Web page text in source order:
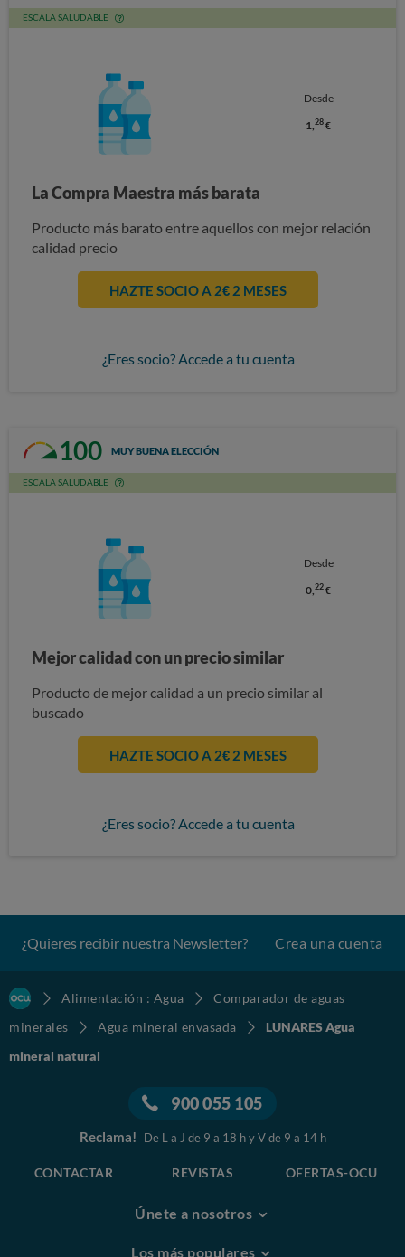
ESCALA SALUDABLE
Desde
1,28 €
La Compra Maestra más barata
Producto más barato entre aquellos con mejor relación
calidad precio
HAZTE SOCIO A 2€ 2 MESES
¿Eres socio? Accede a tu cuenta
100 MUY BUENA ELECCIÓN
ESCALA SALUDABLE
Desde
0,22 €
Mejor calidad con un precio similar
Producto de mejor calidad a un precio similar al
buscado
HAZTE SOCIO A 2€ 2 MESES
¿Eres socio? Accede a tu cuenta
¿Quieres recibir nuestra Newsletter? Crea una cuenta
Alimentación : Agua
Comparador de aguas
minerales
Agua mineral envasada
LUNARES Agua
mineral natural
900 055 105
Reclama! De L a J de 9 a 18 h y V de 9 a 14 h
CONTACTAR REVISTAS OFERTAS-OCU
Únete a nosotros
Los más populares